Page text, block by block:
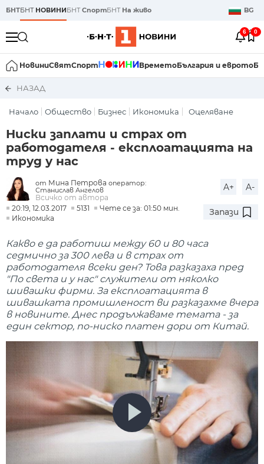
БНТБНТ НОВИНИБНТСпортБНТ На живо BG
6 0
НовиниСвятСпорт ВреметоБългария и еврото
НАЗАД
Начало Общество Бизнес Икономика Оцеляване
Ниски заплати и страх от
работодателя - експлоатацията на
труд у нас
от Мина Петрова оператор:
Станислав Ангелов
Всичко от автора
A+ A-
20:19, 12.03.2017 5131
Чете се за: 01:50 мин.
Икономика
Запази
Какво е да работиш между 60 и 80 часа
седмично за 300 лева и в страх от
работодателя всеки ден? Това разказаха пред
"По света и у нас" служители от няколко
шивашки фирми. За експлоатацията в
шивашката промишленост ви разказахме вчера
в новините. Днес продължаваме темата - за
един сектор, по-ниско платен дори от Китай.